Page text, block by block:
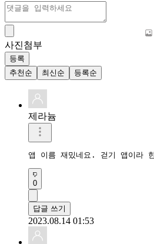
사진첨부
등록
추천순
최신순 등록순
제라늄
앱 이름 재밌네요. 걷기 앱이라 한
0
답글 쓰기
2023.08.14 01:53